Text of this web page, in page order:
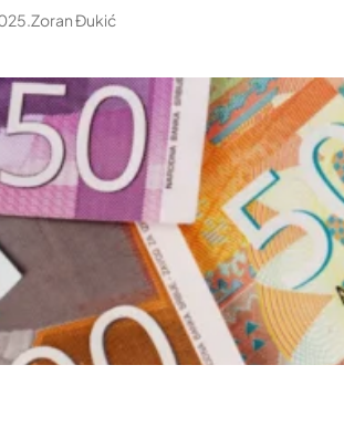
.Zoran Đukić